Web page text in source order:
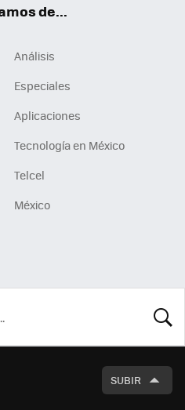
de...
Análisis
Especiales
Aplicaciones
Tecnología en México
Telcel
México
SUBIR